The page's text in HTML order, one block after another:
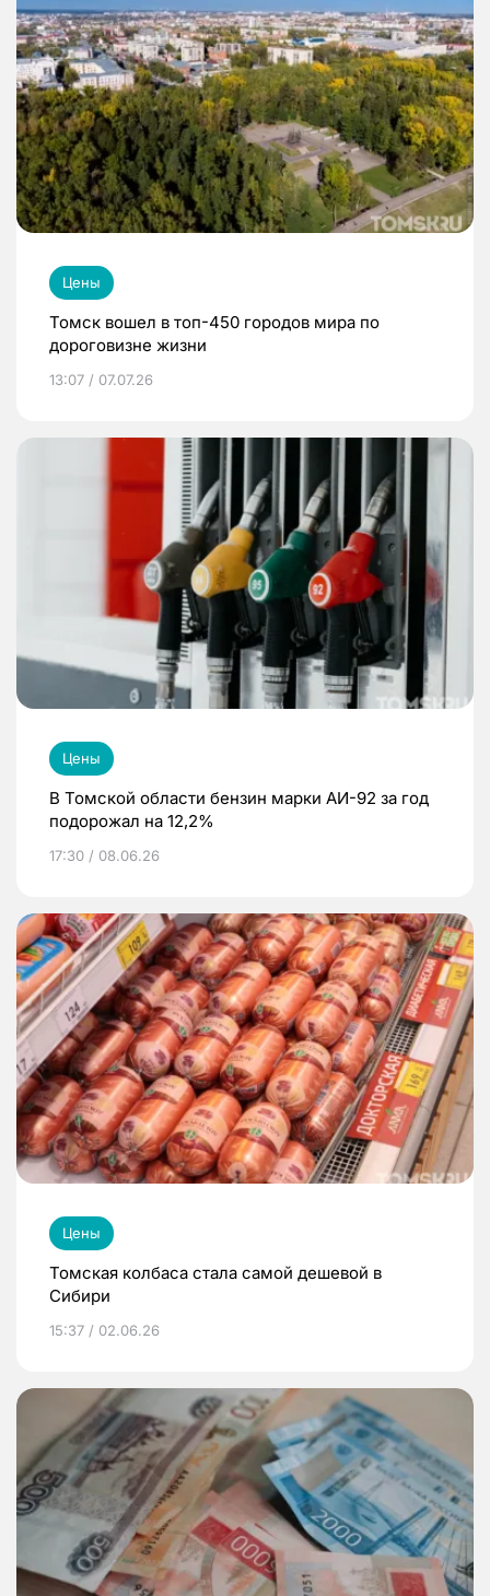
Цены
Томск вошел в топ-450 городов мира по
дороговизне жизни
13:07 / 07.07.26
Цены
В Томской области бензин марки АИ-92 за год
подорожал на 12,2%
17:30 / 08.06.26
Цены
Томская колбаса стала самой дешевой в
Сибири
15:37 / 02.06.26